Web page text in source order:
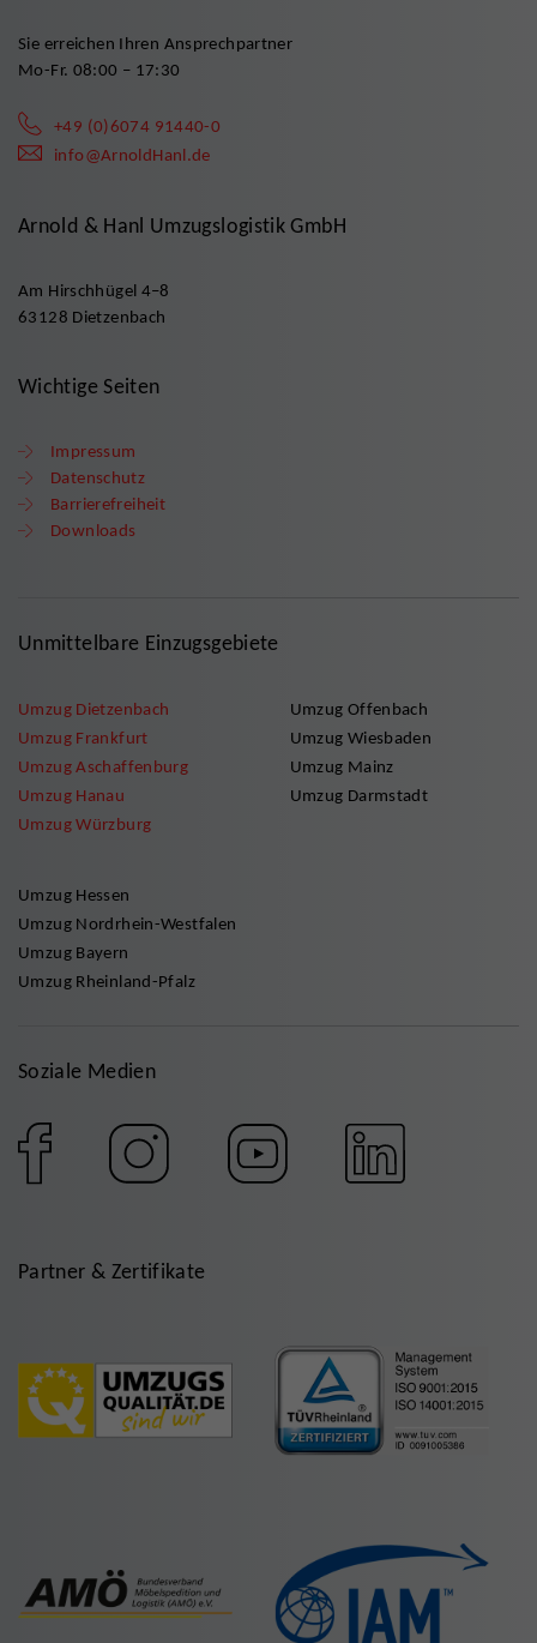
Sie erreichen Ihren Ansprechpartner
Mo-Fr. 08:00 – 17:30
+49 (0)6074 91440-0
info@ArnoldHanl.de
Arnold & Hanl Umzugslogistik GmbH
Am Hirschhügel 4–8
63128 Dietzenbach
Wichtige Seiten
Impressum
Datenschutz
Barrierefreiheit
Downloads
Unmittelbare Einzugsgebiete
Umzug Dietzenbach
Umzug Frankfurt
Umzug Aschaffenburg
Umzug Hanau
Umzug Würzburg
Umzug Offenbach
Umzug Wiesbaden
Umzug Mainz
Umzug Darmstadt
Umzug Hessen
Umzug Nordrhein-Westfalen
Umzug Bayern
Umzug Rheinland-Pfalz
Soziale Medien
Partner & Zertifikate